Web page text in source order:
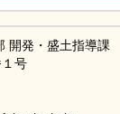
開発・盛土指導課
号